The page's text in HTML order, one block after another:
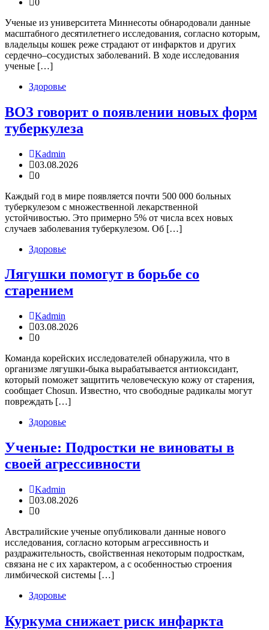
Ученые из университета Миннесоты обнародовали данные
масштабного десятилетнего исследования, согласно которым,
владельцы кошек реже страдают от инфарктов и других
сердечно–сосудистых заболеваний. В ходе исследования
ученые […]
Здоровье
ВОЗ говорит о появлении новых форм
туберкулеза
Kadmin
03.08.2026
0
Каждый год в мире появляется почти 500 000 больных
туберкулезом с множественной лекарственной
устойчивостью. Это примерно 5% от числа всех новых
случаев заболевания туберкулезом. Об […]
Здоровье
Лягушки помогут в борьбе со
старением
Kadmin
03.08.2026
0
Команда корейских исследователей обнаружила, что в
организме лягушки-быка вырабатывается антиоксидант,
который поможет защитить человеческую кожу от старения,
сообщает Chosun. Известно, что свободные радикалы могут
повреждать […]
Здоровье
Ученые: Подростки не виноваты в
своей агрессивности
Kadmin
03.08.2026
0
Австралийские ученые опубликовали данные нового
исследования, согласно которым агрессивность и
раздражительность, свойственная некоторым подросткам,
связана не с их характером, а с особенностью строения
лимбической системы […]
Здоровье
Куркума снижает риск инфаркта